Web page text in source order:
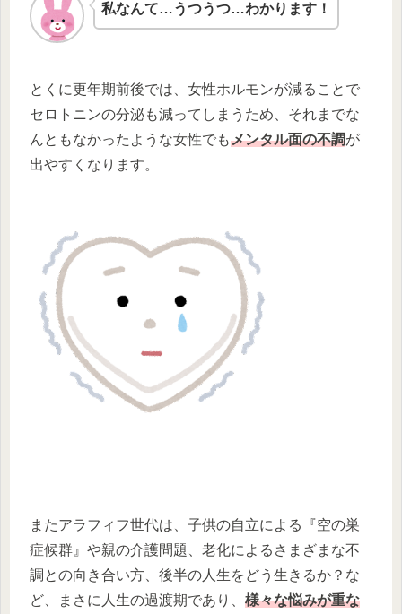
私なんて…うつうつ…わかります！
とくに更年期前後では、女性ホルモンが減ることで
セロトニンの分泌も減ってしまうため、それまでな
んともなかったような女性でもメンタル面の不調が
出やすくなります。
またアラフィフ世代は、子供の自立による『空の巣
症候群』や親の介護問題、老化によるさまざまな不
調との向き合い方、後半の人生をどう生きるか？な
ど、まさに人生の過渡期であり、 様々な悩みが重な